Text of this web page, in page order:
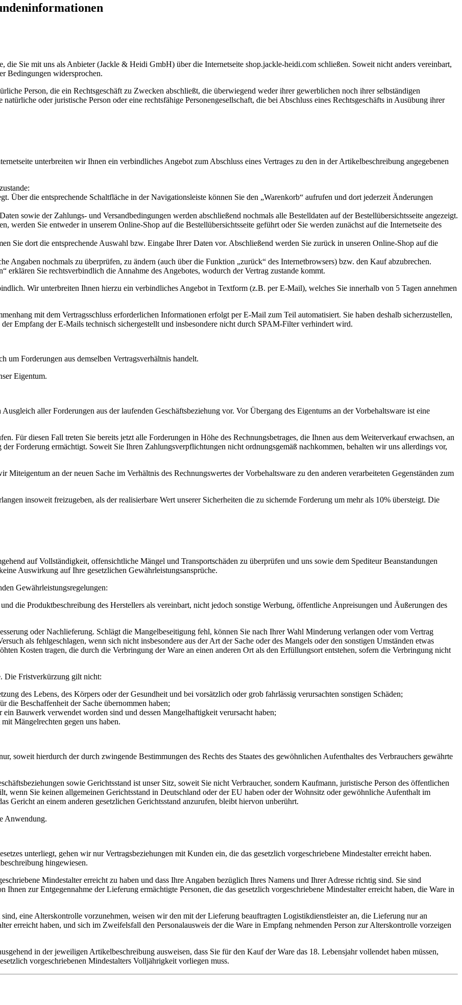
die Sie mit uns als Anbieter (Jackle & Heidi GmbH) über die Internetseite shop.jackle-heidi.com schließen. Soweit nicht anders vereinbart,
Bedingungen widersprochen.
Person, die ein Rechtsgeschäft zu Zwecken abschließt, die überwiegend weder ihrer gewerblichen noch ihrer selbständigen
oder juristische Person oder eine rechtsfähige Personengesellschaft, die bei Abschluss eines Rechtsgeschäfts in Ausübung ihrer
unterbreiten wir Ihnen ein verbindliches Angebot zum Abschluss eines Vertrages zu den in der Artikelbeschreibung angegebenen
Über die entsprechende Schaltfläche in der Navigationsleiste können Sie den „Warenkorb“ aufrufen und dort jederzeit Änderungen
sowie der Zahlungs- und Versandbedingungen werden abschließend nochmals alle Bestelldaten auf der Bestellübersichtsseite angezeigt.
werden Sie entweder in unserem Online-Shop auf die Bestellübersichtsseite geführt oder Sie werden zunächst auf die Internetseite des
Sie dort die entsprechende Auswahl bzw. Eingabe Ihrer Daten vor. Abschließend werden Sie zurück in unseren Online-Shop auf die
Angaben nochmals zu überprüfen, zu ändern (auch über die Funktion „zurück“ des Internetbrowsers) bzw. den Kauf abzubrechen.
erklären Sie rechtsverbindlich die Annahme des Angebotes, wodurch der Vertrag zustande kommt.
Wir unterbreiten Ihnen hierzu ein verbindliches Angebot in Textform (z.B. per E-Mail), welches Sie innerhalb von 5 Tagen annehmen
mit dem Vertragsschluss erforderlichen Informationen erfolgt per E-Mail zum Teil automatisiert. Sie haben deshalb sicherzustellen,
Empfang der E-Mails technisch sichergestellt und insbesondere nicht durch SPAM-Filter verhindert wird.
um Forderungen aus demselben Vertragsverhältnis handelt.
Eigentum.
aller Forderungen aus der laufenden Geschäftsbeziehung vor. Vor Übergang des Eigentums an der Vorbehaltsware ist eine
Für diesen Fall treten Sie bereits jetzt alle Forderungen in Höhe des Rechnungsbetrages, die Ihnen aus dem Weiterverkauf erwachsen, an
Forderung ermächtigt. Soweit Sie Ihren Zahlungsverpflichtungen nicht ordnungsgemäß nachkommen, behalten wir uns allerdings vor,
an der neuen Sache im Verhältnis des Rechnungswertes der Vorbehaltsware zu den anderen verarbeiteten Gegenständen zum
insoweit freizugeben, als der realisierbare Wert unserer Sicherheiten die zu sichernde Forderung um mehr als 10% übersteigt. Die
auf Vollständigkeit, offensichtliche Mängel und Transportschäden zu überprüfen und uns sowie dem Spediteur Beanstandungen
Auswirkung auf Ihre gesetzlichen Gewährleistungsansprüche.
Gewährleistungsregelungen:
die Produktbeschreibung des Herstellers als vereinbart, nicht jedoch sonstige Werbung, öffentliche Anpreisungen und Äußerungen des
oder Nachlieferung. Schlägt die Mangelbeseitigung fehl, können Sie nach Ihrer Wahl Minderung verlangen oder vom Vertrag
als fehlgeschlagen, wenn sich nicht insbesondere aus der Art der Sache oder des Mangels oder den sonstigen Umständen etwas
Kosten tragen, die durch die Verbringung der Ware an einen anderen Ort als den Erfüllungsort entstehen, sofern die Verbringung nicht
Die Fristverkürzung gilt nicht:
des Lebens, des Körpers oder der Gesundheit und bei vorsätzlich oder grob fahrlässig verursachten sonstigen Schäden;
die Beschaffenheit der Sache übernommen haben;
Bauwerk verwendet worden sind und dessen Mangelhaftigkeit verursacht haben;
Mängelrechten gegen uns haben.
soweit hierdurch der durch zwingende Bestimmungen des Rechts des Staates des gewöhnlichen Aufenthaltes des Verbrauchers gewährte
sowie Gerichtsstand ist unser Sitz, soweit Sie nicht Verbraucher, sondern Kaufmann, juristische Person des öffentlichen
wenn Sie keinen allgemeinen Gerichtsstand in Deutschland oder der EU haben oder der Wohnsitz oder gewöhnliche Aufenthalt im
Gericht an einem anderen gesetzlichen Gerichtsstand anzurufen, bleibt hiervon unberührt.
Anwendung.
unterliegt, gehen wir nur Vertragsbeziehungen mit Kunden ein, die das gesetzlich vorgeschriebene Mindestalter erreicht haben.
hingewiesen.
Mindestalter erreicht zu haben und dass Ihre Angaben bezüglich Ihres Namens und Ihrer Adresse richtig sind. Sie sind
Ihnen zur Entgegennahme der Lieferung ermächtigte Personen, die das gesetzlich vorgeschriebene Mindestalter erreicht haben, die Ware in
eine Alterskontrolle vorzunehmen, weisen wir den mit der Lieferung beauftragten Logistikdienstleister an, die Lieferung nur an
erreicht haben, und sich im Zweifelsfall den Personalausweis der die Ware in Empfang nehmenden Person zur Alterskontrolle vorzeigen
in der jeweiligen Artikelbeschreibung ausweisen, dass Sie für den Kauf der Ware das 18. Lebensjahr vollendet haben müssen,
vorgeschriebenen Mindestalters Volljährigkeit vorliegen muss.